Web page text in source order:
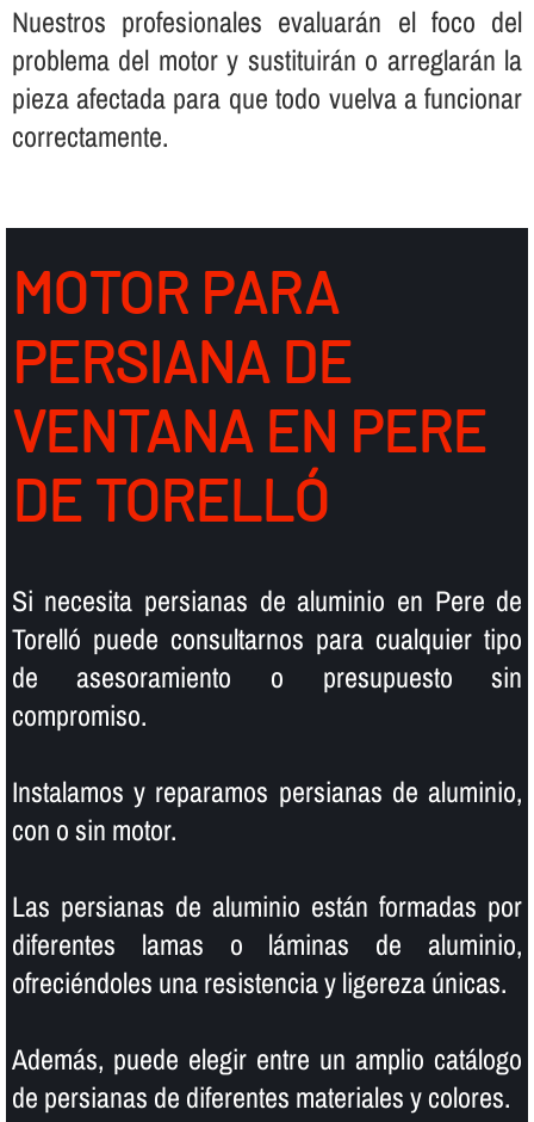
Nuestros profesionales evaluarán el foco del
problema del motor y sustituirán o arreglarán la
pieza afectada para que todo vuelva a funcionar
correctamente.
MOTOR PARA
PERSIANA DE
VENTANA EN PERE
DE TORELLÓ
Si necesita persianas de aluminio en Pere de
Torelló puede consultarnos para cualquier tipo
de asesoramiento o presupuesto sin
compromiso.
Instalamos y reparamos persianas de aluminio,
con o sin motor.
Las persianas de aluminio están formadas por
diferentes lamas o láminas de aluminio,
ofreciéndoles una resistencia y ligereza únicas.
Además, puede elegir entre un amplio catálogo
de persianas de diferentes materiales y colores.